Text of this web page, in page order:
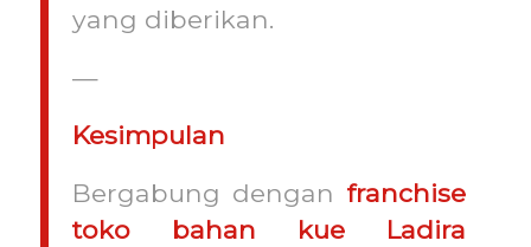
yang diberikan.
—
Kesimpulan
Bergabung denganfranchise
toko bahan kue Ladira